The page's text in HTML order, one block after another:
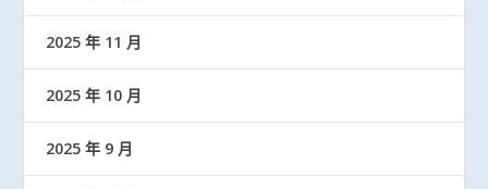
2025 年 11 月
2025 年 10 月
2025 年 9 月